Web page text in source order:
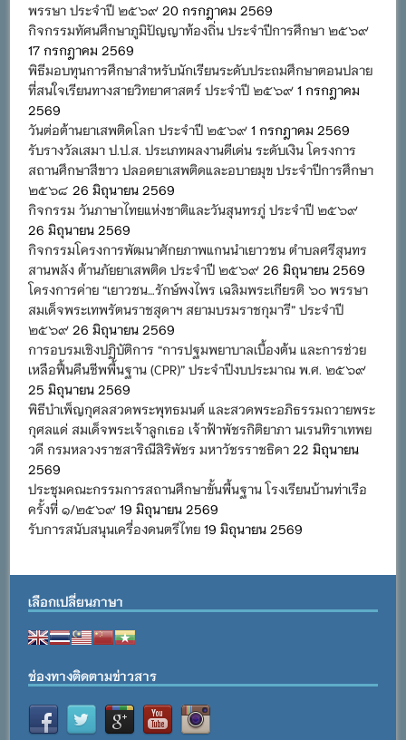
พรรษา ประจำปี ๒๕๖๙ 20 กรกฎาคม 2569
กิจกรรมทัศนศึกษาภูมิปัญญาท้องถิ่น ประจำปีการศึกษา ๒๕๖๙
17 กรกฎาคม 2569
พิธีมอบทุนการศึกษาสำหรับนักเรียนระดับประถมศึกษาตอนปลาย
ที่สนใจเรียนทางสายวิทยาศาสตร์ ประจำปี ๒๕๖๙ 1 กรกฎาคม
2569
วันต่อต้านยาเสพติดโลก ประจำปี ๒๕๖๙ 1 กรกฎาคม 2569
รับรางวัลเสมา ป.ป.ส. ประเภทผลงานดีเด่น ระดับเงิน โครงการ
สถานศึกษาสีขาว ปลอดยาเสพติดและอบายมุข ประจำปีการศึกษา
๒๕๖๘ 26 มิถุนายน 2569
กิจกรรม วันภาษาไทยแห่งชาติและวันสุนทรภู่ ประจำปี ๒๕๖๙
26 มิถุนายน 2569
กิจกรรมโครงการพัฒนาศักยภาพแกนนำเยาวชน ตำบลศรีสุนทร
สานพลัง ต้านภัยยาเสพติด ประจำปี ๒๕๖๙ 26 มิถุนายน 2569
โครงการค่าย “เยาวชน…รักษ์พงไพร เฉลิมพระเกียรติ ๖๐ พรรษา
สมเด็จพระเทพรัตนราชสุดาฯ สยามบรมราชกุมารี” ประจำปี
๒๕๖๙ 26 มิถุนายน 2569
การอบรมเชิงปฏิบัติการ “การปฐมพยาบาลเบื้องต้น และการช่วย
เหลือฟื้นคืนชีพพื้นฐาน (CPR)” ประจำปีงบประมาณ พ.ศ. ๒๕๖๙
25 มิถุนายน 2569
พิธีบำเพ็ญกุศลสวดพระพุทธมนต์ และสวดพระอภิธรรมถวายพระ
กุศลแด่ สมเด็จพระเจ้าลูกเธอ เจ้าฟ้าพัชรกิติยาภา นเรนทิราเทพย
วดี กรมหลวงราชสาริณีสิริพัชร มหาวัชรราชธิดา 22 มิถุนายน
2569
ประชุมคณะกรรมการสถานศึกษาขั้นพื้นฐาน โรงเรียนบ้านท่าเรือ
ครั้งที่ ๑/๒๕๖๙ 19 มิถุนายน 2569
รับการสนับสนุนเครื่องดนตรีไทย 19 มิถุนายน 2569
เลือกเปลี่ยนภาษา
ช่องทางติดตามข่าวสาร